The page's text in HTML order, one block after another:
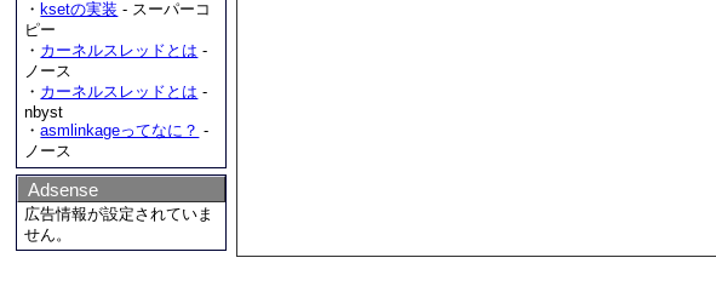
・ ksetの実装 - スーパーコ
ピー
・ カーネルスレッドとは -
ノース
・ カーネルスレッドとは -
nbyst
・asmlinkageってなに？ -
ノース
Adsense
広告情報が設定されていま
せん。